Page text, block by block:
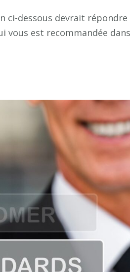
ci-dessous devrait
vous est recommandée